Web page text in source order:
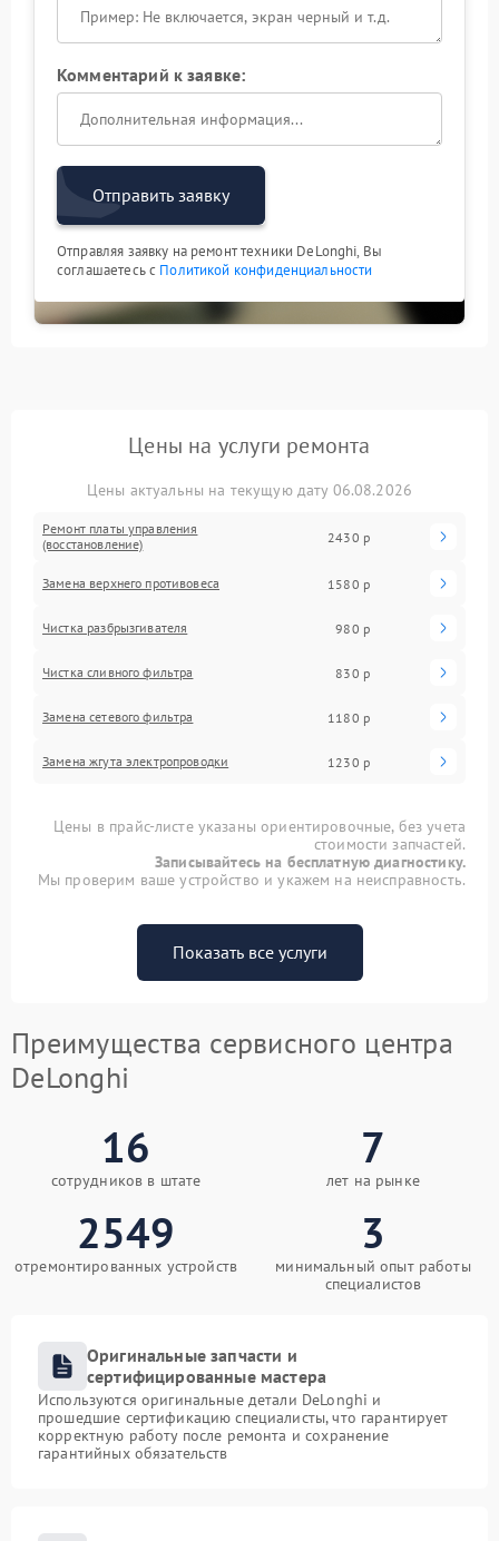
Комментарий к заявке:
Отправить заявку
Отправляя заявку на ремонт техники DeLonghi, Вы
соглашаетесь с Политикой конфиденциальности
Цены на услуги ремонта
Цены актуальны на текущую дату 06.08.2026
Ремонт платы управления
(восстановление)
2430 р
Замена верхнего противовеса 1580 р
Чистка разбрызгивателя 980 р
Чистка сливного фильтра 830 р
Замена сетевого фильтра 1180 р
Замена жгута электропроводки 1230 р
Цены в прайс-листе указаны ориентировочные, без учета
стоимости запчастей.
Записывайтесь на бесплатную диагностику.
Мы проверим ваше устройство и укажем на неисправность.
Показать все услуги
Преимущества сервисного центра
DeLonghi
16
сотрудников в штате
7
лет на рынке
2549
отремонтированных устройств
3
минимальный опыт работы
специалистов
Оригинальные запчасти и
сертифицированные мастера
Используются оригинальные детали DeLonghi и
прошедшие сертификацию специалисты, что гарантирует
корректную работу после ремонта и сохранение
гарантийных обязательств